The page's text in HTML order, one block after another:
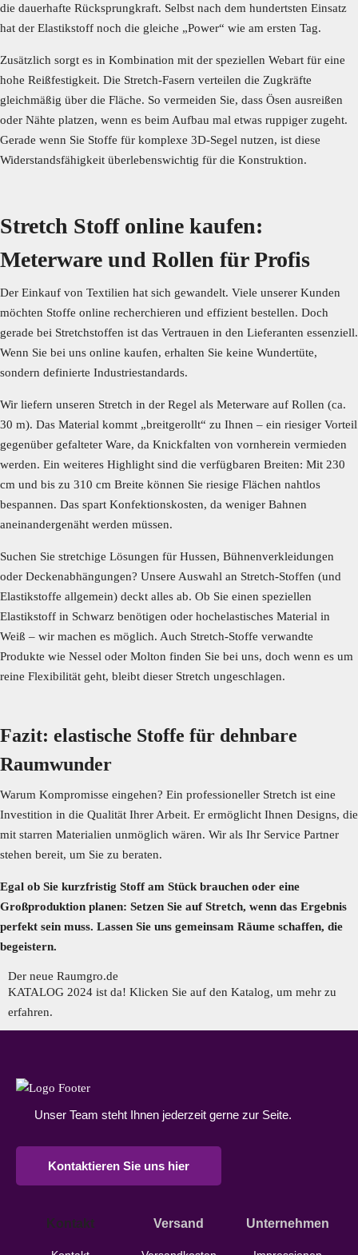
die dauerhafte Rücksprungkraft. Selbst nach dem hundertsten Einsatz
hat der Elastikstoff noch die gleiche „Power“ wie am ersten Tag.
Zusätzlich sorgt es in Kombination mit der speziellen Webart für eine
hohe Reißfestigkeit. Die Stretch-Fasern verteilen die Zugkräfte
gleichmäßig über die Fläche. So vermeiden Sie, dass Ösen ausreißen
oder Nähte platzen, wenn es beim Aufbau mal etwas ruppiger zugeht.
Gerade wenn Sie Stoffe für komplexe 3D-Segel nutzen, ist diese
Widerstandsfähigkeit überlebenswichtig für die Konstruktion.
Stretch Stoff online kaufen:
Meterware und Rollen für Profis
Der Einkauf von Textilien hat sich gewandelt. Viele unserer Kunden
möchten Stoffe online recherchieren und effizient bestellen. Doch
gerade bei Stretchstoffen ist das Vertrauen in den Lieferanten essenziell.
Wenn Sie bei uns online kaufen, erhalten Sie keine Wundertüte,
sondern definierte Industriestandards.
Wir liefern unseren Stretch in der Regel als Meterware auf Rollen (ca.
30 m). Das Material kommt „breitgerollt“ zu Ihnen – ein riesiger Vorteil
gegenüber gefalteter Ware, da Knickfalten von vornherein vermieden
werden. Ein weiteres Highlight sind die verfügbaren Breiten: Mit 230
cm und bis zu 310 cm Breite können Sie riesige Flächen nahtlos
bespannen. Das spart Konfektionskosten, da weniger Bahnen
aneinandergenäht werden müssen.
Suchen Sie stretchige Lösungen für Hussen, Bühnenverkleidungen
oder Deckenabhängungen? Unsere Auswahl an Stretch-Stoffen (und
Elastikstoffe allgemein) deckt alles ab. Ob Sie einen speziellen
Elastikstoff in Schwarz benötigen oder hochelastisches Material in
Weiß – wir machen es möglich. Auch Stretch-Stoffe verwandte
Produkte wie Nessel oder Molton finden Sie bei uns, doch wenn es um
reine Flexibilität geht, bleibt dieser Stretch ungeschlagen.
Fazit: elastische Stoffe für dehnbare
Raumwunder
Warum Kompromisse eingehen? Ein professioneller Stretch ist eine
Investition in die Qualität Ihrer Arbeit. Er ermöglicht Ihnen Designs, die
mit starren Materialien unmöglich wären. Wir als Ihr Service Partner
stehen bereit, um Sie zu beraten.
Egal ob Sie kurzfristig Stoff am Stück brauchen oder eine
Großproduktion planen: Setzen Sie auf Stretch, wenn das Ergebnis
perfekt sein muss. Lassen Sie uns gemeinsam Räume schaffen, die
begeistern.
Der neue Raumgro.de​
KATALOG 2024 ist da! Klicken Sie auf den Katalog, um mehr zu
erfahren.
Unser Team steht Ihnen jederzeit gerne zur Seite.
Kontaktieren Sie uns hier
Kontakt Versand Unternehmen